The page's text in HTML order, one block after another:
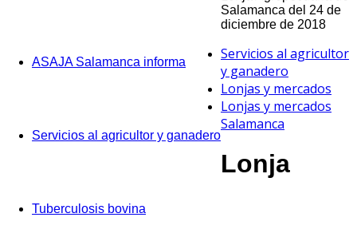
ASAJA Salamanca informa
Servicios al agricultor y ganadero
Tuberculosis bovina
Salamanca del 24 de
diciembre de 2018
Servicios al agricultor
y ganadero
Lonjas y mercados
Lonjas y mercados
Salamanca
Lonja